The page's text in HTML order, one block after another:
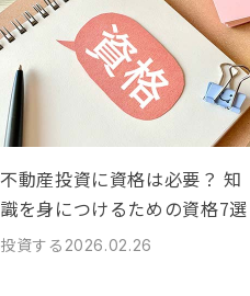
不動産投資に資格は必要？ 知
識を身につけるための資格7選
投資する 2026.02.26